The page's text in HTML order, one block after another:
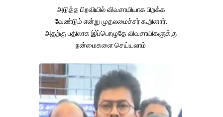
அடுத்த பிறவியில் விவசாயியாக பிறக்க
வேண்டும் என்று முதலமைச்சர் கூறினார்.
அதற்கு பதிலாக இப்பொழுதே விவசாயிகளுக்கு
நன்மைகளை செய்யலாம்